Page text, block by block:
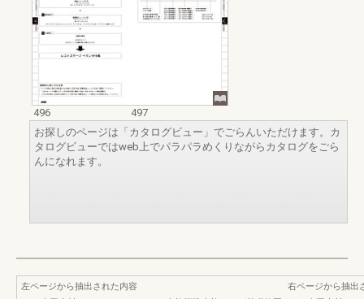
496
497
お探しのページは「カタログビュー」でごらんいただけます。カ
タログビューではweb上でパラパラめくりながらカタログをごら
んになれます。
左ページから抽出された内容
右ページから抽出